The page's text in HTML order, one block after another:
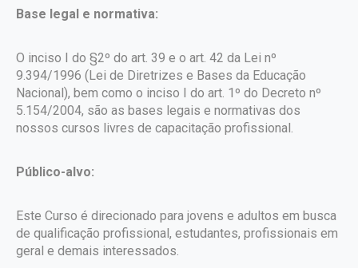
Base legal e normativa:
O inciso I do §2º do art. 39 e o art. 42 da Lei nº
9.394/1996 (Lei de Diretrizes e Bases da Educação
Nacional), bem como o inciso I do art. 1º do Decreto nº
5.154/2004, são as bases legais e normativas dos
nossos cursos livres de capacitação profissional.
Público-alvo:
Este Curso é direcionado para jovens e adultos em busca
de qualificação profissional, estudantes, profissionais em
geral e demais interessados.